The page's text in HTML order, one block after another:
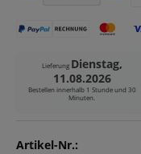
Lieferung Dienstag,
11.08.2026
Bestellen innerhalb 1 Stunde und 30
Minuten.
Artikel-Nr.: